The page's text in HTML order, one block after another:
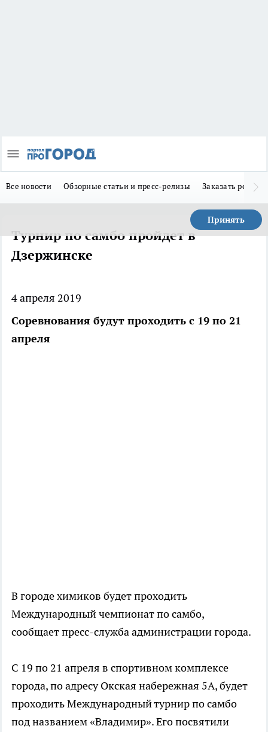
Все новости Обзорные статьи и пресс-релизы Заказать
Принять
Турнир по самбо пройдет в
Дзержинске
4 апреля 2019
Соревнования будут проходить с 19 по 21
апреля
В городе химиков будет проходить
Международный чемпионат по самбо,
сообщает пресс-служба администрации города.
С 19 по 21 апреля в спортивном комплексе
города, по адресу Окская набережная 5А, будет
проходить Международный турнир по самбо
под названием «Владимир». Его посвятили